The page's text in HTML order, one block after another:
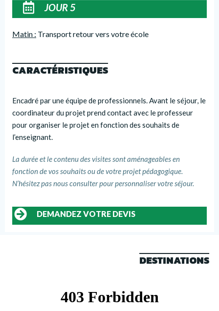
JOUR 5
Matin : Transport retour vers votre école
CARACTÉRISTIQUES
Encadré par une équipe de professionnels. Avant le séjour, le
coordinateur du projet prend contact avec le professeur
pour organiser le projet en fonction des souhaits de
l’enseignant.
La durée et le contenu des visites sont aménageables en
fonction de vos souhaits ou de votre projet pédagogique.
N’hésitez pas nous consulter pour personnaliser votre séjour.
DEMANDEZ VOTRE DEVIS
DESTINATIONS